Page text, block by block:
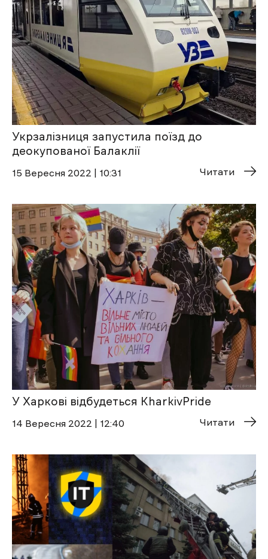
Укрзалізниця запустила поїзд до
деокупованої Балаклії
15 Вересня 2022 | 10:31 Читати
У Харкові відбудеться KharkivPride
14 Вересня 2022 | 12:40 Читати